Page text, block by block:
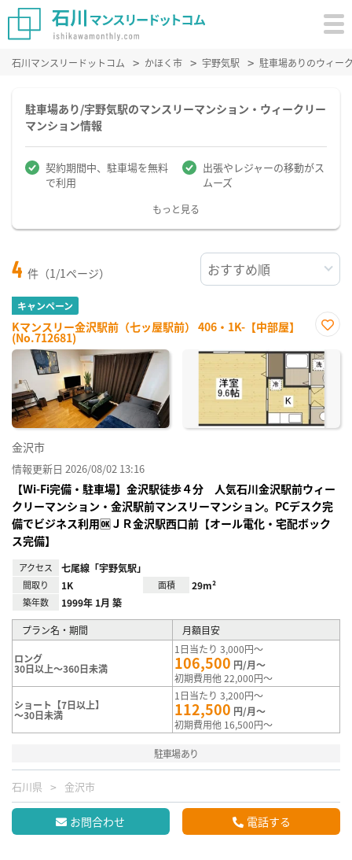
石川マンスリードットコム かほく市 宇野気駅 駐車場ありのウィー
駐車場あり/宇野気駅のマンスリーマンション・ウィークリー
マンション情報
契約期間中、駐車場を無料
で利用
出張やレジャーの移動がス
ムーズ
もっと見る
4 件（1/1ページ）
キャンペーン
Kマンスリー金沢駅前（七ッ屋駅前） 406・1K-【中部屋】
(No.712681)
に入
り登
録
金沢市
情報更新日 2026/08/02 13:16
【Wi-Fi完備・駐車場】金沢駅徒歩４分 人気石川金沢駅前ウィー
クリーマンション・金沢駅前マンスリーマンション。PCデスク完
備でビジネス利用🆗ＪＲ金沢駅西口前【オール電化・宅配ボック
ス完備】
アクセス 七尾線「宇野気駅」
間取り 1K 面積 29m²
築年数 1999年 1月 築
プラン名・期間 月額目安
ロング
30日以上～360日未満
1日当たり 3,000円～
106,500 円/月～
初期費用他 22,000円～
ショート【7日以上】
～30日未満
1日当たり 3,200円～
112,500 円/月～
初期費用他 16,500円～
駐車場あり
石川県 金沢市
お問合わせ 電話する